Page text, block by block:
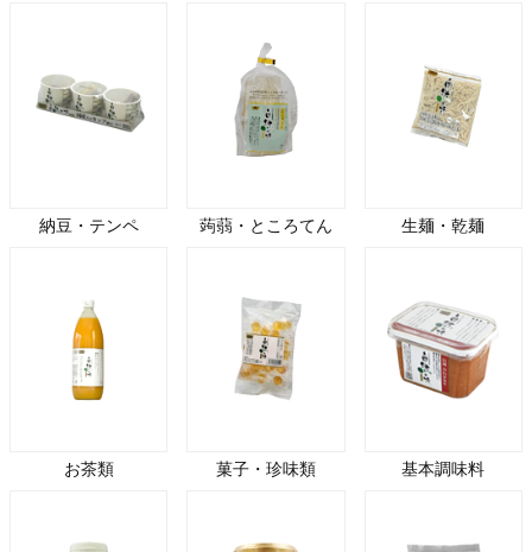
納豆・テンペ 蒟蒻・ところてん 生麺・乾麺
お茶類 菓子・珍味類 基本調味料